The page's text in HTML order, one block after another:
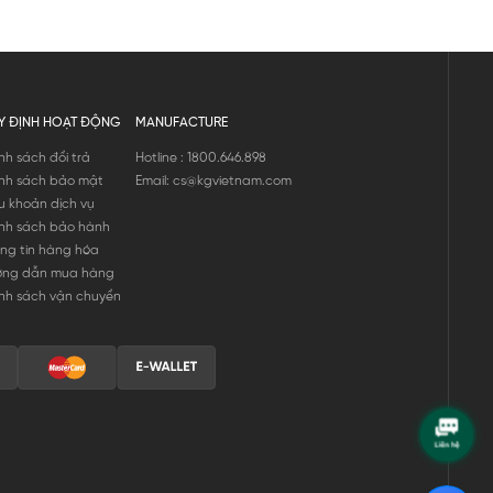
ĐỊNH HOẠT ĐỘNG
sách đổi trả
sách bảo mật
khoản dịch vụ
sách bảo hành
tin hàng hóa
dẫn mua hàng
sách vận chuyển
MANUFACTURE
Hotline : 1800.646.898
Email: cs@kgvietnam.com